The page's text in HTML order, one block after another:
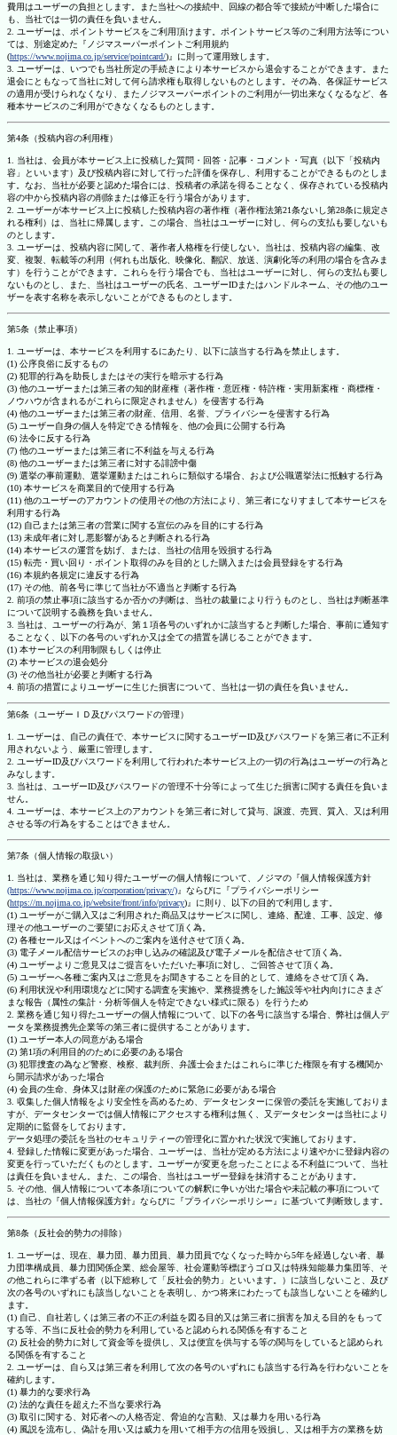
費用はユーザーの負担とします。また当社への接続中、回線の都合等で接続が中断した場合に
も、当社では一切の責任を負いません。
2. ユーザーは、ポイントサービスをご利用頂けます。ポイントサービス等のご利用方法等につい
ては、別途定めた『ノジマスーパーポイントご利用規約
(https://www.nojima.co.jp/service/pointcard/)』に則って運用致します。
3. ユーザーは、いつでも当社所定の手続きにより本サービスから退会することができます。また
退会にともなって当社に対して何ら請求権も取得しないものとします。その為、各保証サービス
の適用が受けられなくなり、またノジマスーパーポイントのご利用が一切出来なくなるなど、各
種本サービスのご利用ができなくなるものとします。
第4条（投稿内容の利用権）
1. 当社は、会員が本サービス上に投稿した質問・回答・記事・コメント・写真（以下「投稿内
容」といいます）及び投稿内容に対して行った評価を保存し、利用することができるものとしま
す。なお、当社が必要と認めた場合には、投稿者の承諾を得ることなく、保存されている投稿内
容の中から投稿内容の削除または修正を行う場合があります。
2. ユーザーが本サービス上に投稿した投稿内容の著作権（著作権法第21条ないし第28条に規定さ
れる権利）は、当社に帰属します。この場合、当社はユーザーに対し、何らの支払も要しないも
のとします。
3. ユーザーは、投稿内容に関して、著作者人格権を行使しない。当社は、投稿内容の編集、改
変、複製、転載等の利用（何れも出版化、映像化、翻訳、放送、演劇化等の利用の場合を含みま
す）を行うことができます。これらを行う場合でも、当社はユーザーに対し、何らの支払も要し
ないものとし、また、当社はユーザーの氏名、ユーザーIDまたはハンドルネーム、その他のユー
ザーを表す名称を表示しないことができるものとします。
第5条（禁止事項）
1. ユーザーは、本サービスを利用するにあたり、以下に該当する行為を禁止します。
(1) 公序良俗に反するもの
(2) 犯罪的行為を助長しまたはその実行を暗示する行為
(3) 他のユーザーまたは第三者の知的財産権（著作権・意匠権・特許権・実用新案権・商標権・
ノウハウが含まれるがこれらに限定されません）を侵害する行為
(4) 他のユーザーまたは第三者の財産、信用、名誉、プライバシーを侵害する行為
(5) ユーザー自身の個人を特定できる情報を、他の会員に公開する行為
(6) 法令に反する行為
(7) 他のユーザーまたは第三者に不利益を与える行為
(8) 他のユーザーまたは第三者に対する誹謗中傷
(9) 選挙の事前運動、選挙運動またはこれらに類似する場合、および公職選挙法に抵触する行為
(10) 本サービスを商業目的で使用する行為
(11) 他のユーザーのアカウントの使用その他の方法により、第三者になりすまして本サービスを
利用する行為
(12) 自己または第三者の営業に関する宣伝のみを目的にする行為
(13) 未成年者に対し悪影響があると判断される行為
(14) 本サービスの運営を妨げ、または、当社の信用を毀損する行為
(15) 転売・買い回り・ポイント取得のみを目的とした購入または会員登録をする行為
(16) 本規約各規定に違反する行為
(17) その他、前各号に準じて当社が不適当と判断する行為
2. 前項の禁止事項に該当するか否かの判断は、当社の裁量により行うものとし、当社は判断基準
について説明する義務を負いません。
3. 当社は、ユーザーの行為が、第１項各号のいずれかに該当すると判断した場合、事前に通知す
ることなく、以下の各号のいずれか又は全ての措置を講じることができます。
(1) 本サービスの利用制限もしくは停止
(2) 本サービスの退会処分
(3) その他当社が必要と判断する行為
4. 前項の措置によりユーザーに生じた損害について、当社は一切の責任を負いません。
第6条（ユーザーＩＤ及びパスワードの管理）
1. ユーザーは、自己の責任で、本サービスに関するユーザーID及びパスワードを第三者に不正利
用されないよう、厳重に管理します。
2. ユーザーID及びパスワードを利用して行われた本サービス上の一切の行為はユーザーの行為と
みなします。
3. 当社は、ユーザーID及びパスワードの管理不十分等によって生じた損害に関する責任を負いま
せん。
4. ユーザーは、本サービス上のアカウントを第三者に対して貸与、譲渡、売買、質入、又は利用
させる等の行為をすることはできません。
第7条（個人情報の取扱い）
1. 当社は、業務を通じ知り得たユーザーの個人情報について、ノジマの『個人情報保護方針
(https://www.nojima.co.jp/corporation/privacy/)』ならびに『プライバシーポリシー
(https://m.nojima.co.jp/website/front/info/privacy)』に則り、以下の目的で利用します。
(1) ユーザーがご購入又はご利用された商品又はサービスに関し、連絡、配達、工事、設定、修
理その他ユーザーのご要望にお応えさせて頂く為。
(2) 各種セール又はイベントへのご案内を送付させて頂く為。
(3) 電子メール配信サービスのお申し込みの確認及び電子メールを配信させて頂く為。
(4) ユーザーよりご意見又はご提言をいただいた事項に対し、ご回答させて頂く為。
(5) ユーザーへ各種ご案内又はご意見をお聞きすることを目的として、連絡をさせて頂く為。
(6) 利用状況や利用環境などに関する調査を実施や、業務提携をした施設等や社内向けにさまざ
まな報告（属性の集計・分析等個人を特定できない様式に限る）を行うため
2. 業務を通じ知り得たユーザーの個人情報について、以下の各号に該当する場合、弊社は個人デ
ータを業務提携先企業等の第三者に提供することがあります。
(1) ユーザー本人の同意がある場合
(2) 第1項の利用目的のために必要のある場合
(3) 犯罪捜査の為など警察、検察、裁判所、弁護士会またはこれらに準じた権限を有する機関か
ら開示請求があった場合
(4) 会員の生命、身体又は財産の保護のために緊急に必要がある場合
3. 収集した個人情報をより安全性を高めるため、データセンターに保管の委託を実施しておりま
すが、データセンターでは個人情報にアクセスする権利は無く、又データセンターは当社により
定期的に監督をしております。
データ処理の委託を当社のセキュリティーの管理化に置かれた状況で実施しております。
4. 登録した情報に変更があった場合、ユーザーは、当社が定める方法により速やかに登録内容の
変更を行っていただくものとします。ユーザーが変更を怠ったことによる不利益について、当社
は責任を負いません。また、この場合、当社はユーザー登録を抹消することがあります。
5. その他、個人情報について本条項についての解釈に争いが出た場合や未記載の事項について
は、当社の『個人情報保護方針』ならびに『プライバシーポリシー』に基づいて判断致します。
第8条（反社会的勢力の排除）
1. ユーザーは、現在、暴力団、暴力団員、暴力団員でなくなった時から5年を経過しない者、暴
力団準構成員、暴力団関係企業、総会屋等、社会運動等標ぼうゴロ又は特殊知能暴力集団等、そ
の他これらに準ずる者（以下総称して「反社会的勢力」といいます。）に該当しないこと、及び
次の各号のいずれにも該当しないことを表明し、かつ将来にわたっても該当しないことを確約し
ます。
(1) 自己、自社若しくは第三者の不正の利益を図る目的又は第三者に損害を加える目的をもって
する等、不当に反社会的勢力を利用していると認められる関係を有すること
(2) 反社会的勢力に対して資金等を提供し、又は便宜を供与する等の関与をしていると認められ
る関係を有すること
2. ユーザーは、自ら又は第三者を利用して次の各号のいずれにも該当する行為を行わないことを
確約します。
(1) 暴力的な要求行為
(2) 法的な責任を超えた不当な要求行為
(3) 取引に関する、対応者への人格否定、脅迫的な言動、又は暴力を用いる行為
(4) 風説を流布し、偽計を用い又は威力を用いて相手方の信用を毀損し、又は相手方の業務を妨